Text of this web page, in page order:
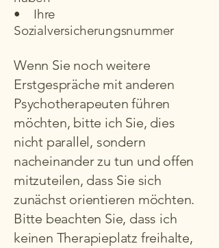
• Ihre
Sozialversicherungsnummer
Wenn Sie noch weitere
Erstgespräche mit anderen
Psychotherapeuten führen
möchten, bitte ich Sie, dies
nicht parallel, sondern
nacheinander zu tun und offen
mitzuteilen, dass Sie sich
zunächst orientieren möchten.
Bitte beachten Sie, dass ich
keinen Therapieplatz freihalte,